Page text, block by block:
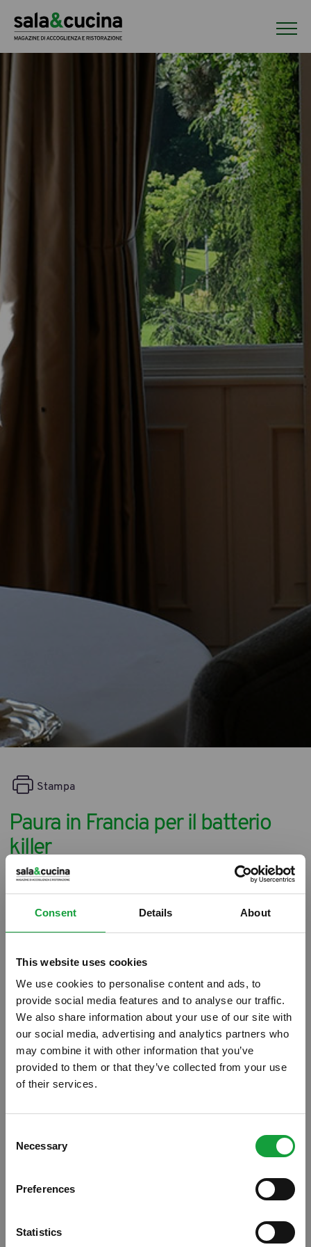
Consent Details About
This website uses cookies
We use cookies to personalise content and ads, to
provide social media features and to analyse our traffic.
We also share information about your use of our site with
our social media, advertising and analytics partners who
may combine it with other information that you’ve
provided to them or that they’ve collected from your use
of their services.
Selection
Necessary
Preferences
Statistics
Paura in Francia per il batterio
killer
Stampa
17/06/2011
questa volta si tratterebbe di un ceppo
dove 7 bambini, tra i 20 mesi e gli otto anni,
nord del paese. Di questi, uno è in prognosi
ISCRIVITI ALLA NEWSLETTER
Resta aggiornato su tutte le ultime novita nel campo